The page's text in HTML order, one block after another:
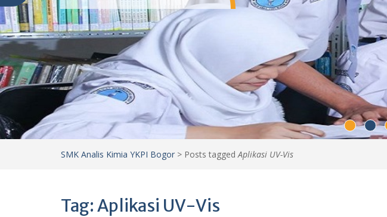
SMK Analis Kimia YKPI Bogor > Posts tagged Aplikasi UV-Vis
Tag:Aplikasi UV-Vis